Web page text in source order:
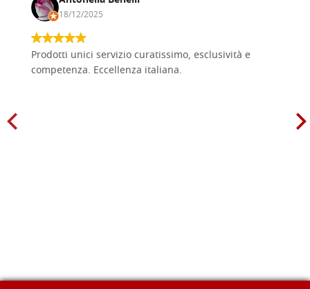
18/12/2025
Prodotti unici servizio curatissimo, esclusività e
competenza. Eccellenza italiana.